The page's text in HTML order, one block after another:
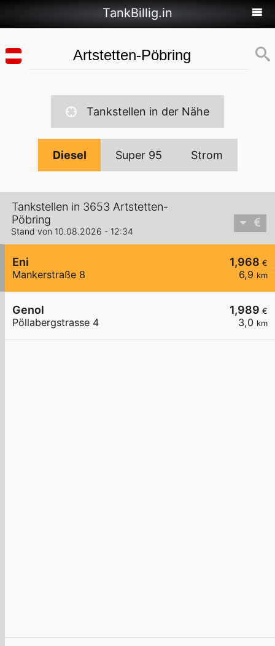
TankBillig.in
Tankstellen in der Nähe
Diesel Super 95 Strom
Tankstellen in 3653 Artstetten-
Pöbring
Stand von 10.08.2026 - 12:34
1,968 €
6,9 km
Eni
Mankerstraße 8
1,989 €
3,0 km
Genol
Pöllabergstrasse 4